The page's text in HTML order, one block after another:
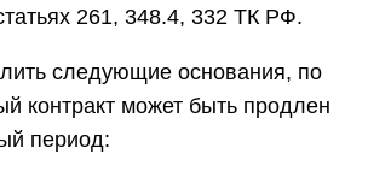
261, 348.4, 332 ТК РФ.
следующие основания, по
контракт может быть продлен
период: